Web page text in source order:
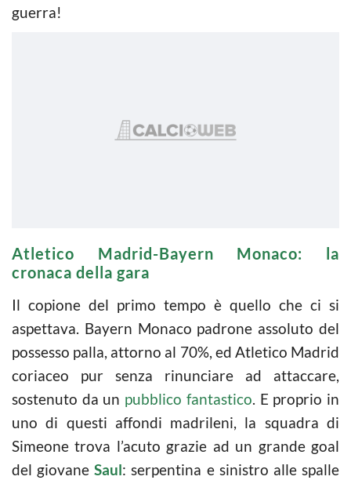
guerra!
Atletico Madrid-Bayern Monaco: la
cronaca della gara
Il copione del primo tempo è quello che ci si
aspettava. Bayern Monaco padrone assoluto del
possesso palla, attorno al 70%, ed Atletico Madrid
coriaceo pur senza rinunciare ad attaccare,
sostenuto da un pubblico fantastico. E proprio in
uno di questi affondi madrileni, la squadra di
Simeone trova l’acuto grazie ad un grande goal
del giovaneSaul: serpentina e sinistro alle spalle